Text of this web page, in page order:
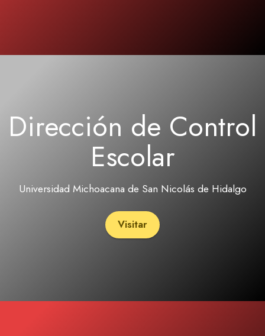
Dirección de Control
Escolar
Universidad Michoacana de San Nicolás de Hidalgo
Visitar